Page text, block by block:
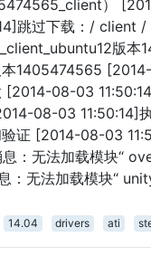
）
跳过下载：/ client /
版本
1405474565
[2014-08-03
08-03 11:50:14]
证 [2014-08-03
：无法加载模块“
：无法加载模块“
14.04 drivers ati